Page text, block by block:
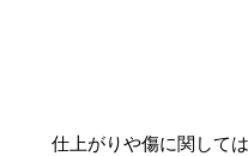
仕上がりや傷に関して